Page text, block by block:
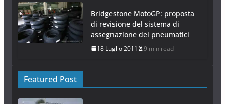
Bridgestone MotoGP: proposta
di revisione del sistema di
assegnazione dei pneumatici
18 Luglio 2011 9 min read
Featured Post